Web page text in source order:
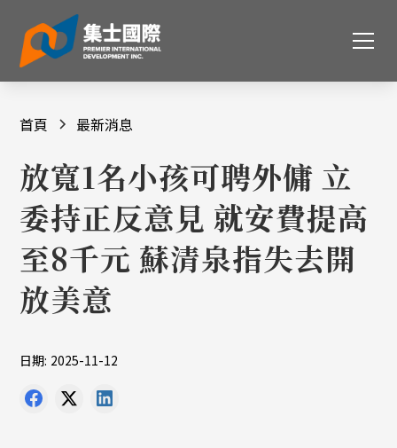
首頁 最新消息
放寬1名小孩可聘外傭 立
委持正反意見 就安費提高
至8千元 蘇清泉指失去開
放美意
日期: 2025-11-12